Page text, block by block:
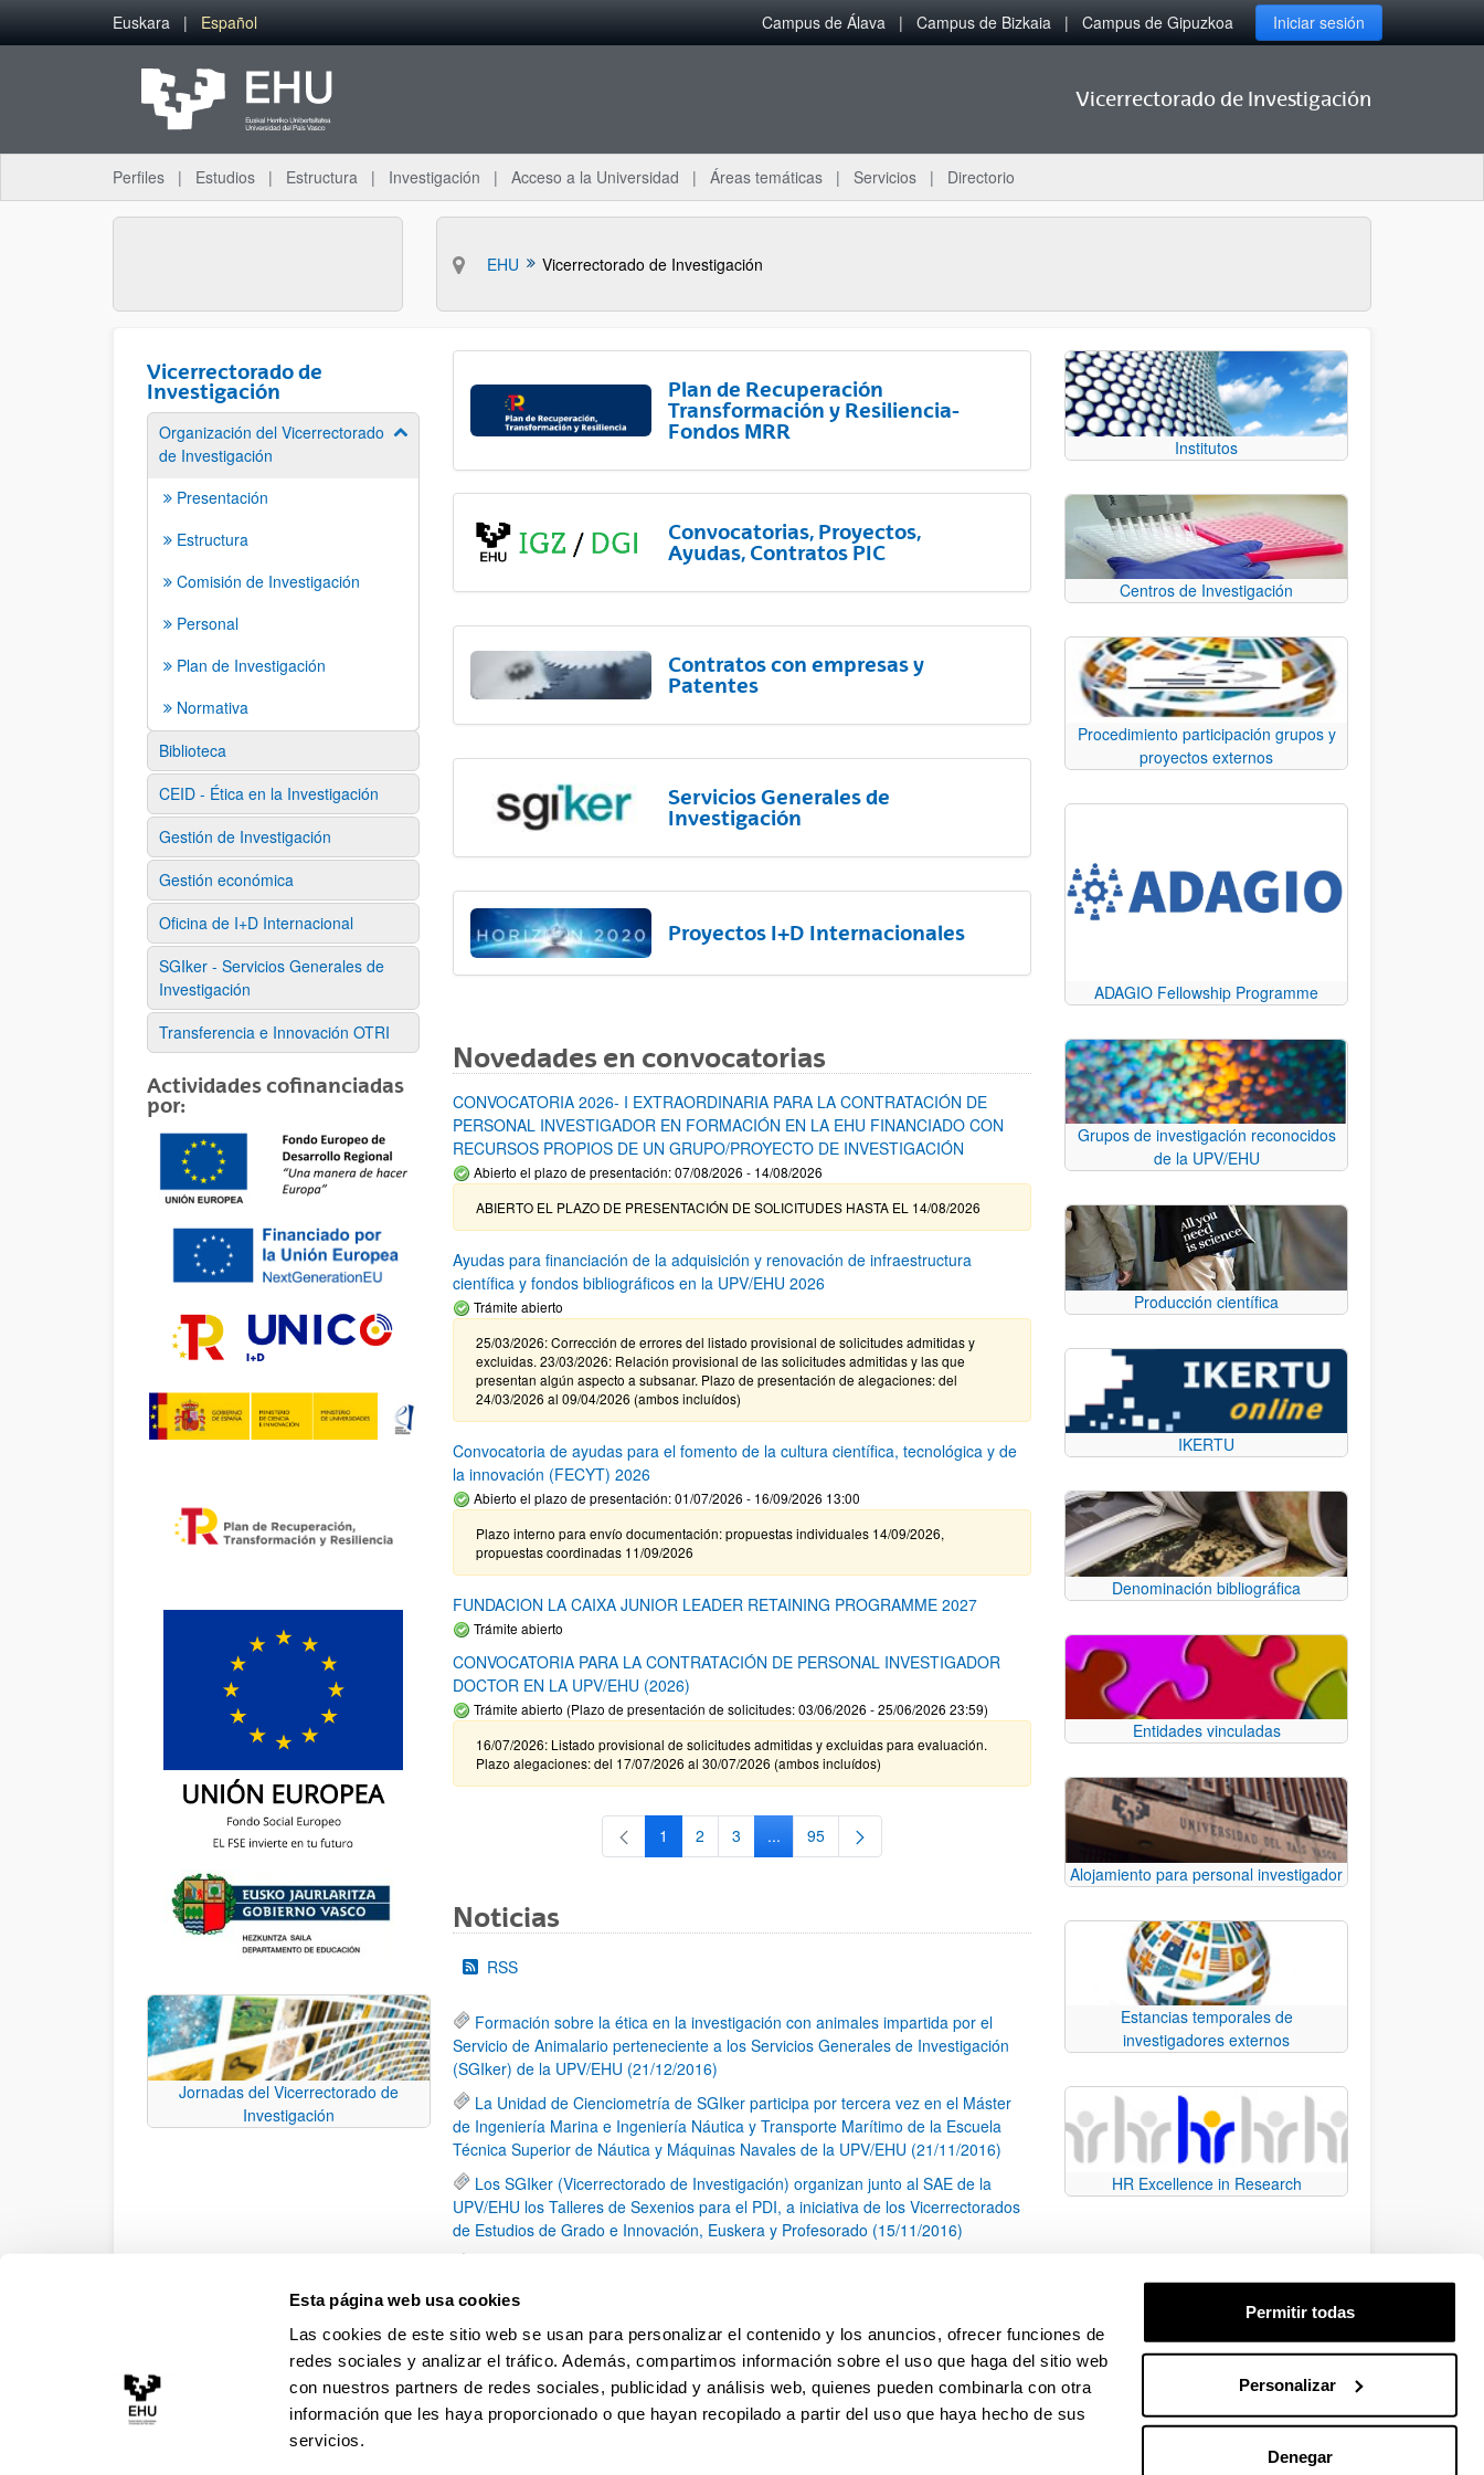
Esta página web usa cookies
Las cookies de este sitio web se usan para personalizar el contenido y los anuncios, ofrecer funciones de
redes sociales y analizar el tráfico. Además, compartimos información sobre el uso que haga del sitio web
con nuestros partners de redes sociales, publicidad y análisis web, quienes pueden combinarla con otra
información que les haya proporcionado o que hayan recopilado a partir del uso que haya hecho de sus
servicios.
Permitir todas
Personalizar
Denegar
Saltar al contenido principal
Euskara Español Campus de Álava Campus de Bizkaia Campus de Gipuzkoa Iniciar sesión
Vicerrectorado de Investigación
Perfiles Estudios Estructura Investigación Acceso a la Universidad Áreas temáticas Servicios Directorio
EHU Vicerrectorado de Investigación
Vicerrectorado de
Investigación
Organización del Vicerrectorado
de Investigación
Mostrar/ocultar subpáginas
Presentación
Estructura
Comisión de Investigación
Personal
Plan de Investigación
Normativa
Biblioteca
CEID - Ética en la Investigación
Gestión de Investigación
Gestión económica
Oficina de I+D Internacional
SGIker - Servicios Generales de
Investigación
Transferencia e Innovación OTRI
Actividades cofinanciadas
por:
Jornadas del Vicerrectorado de
Investigación
Plan de Recuperación
Transformación y Resiliencia-
Fondos MRR
Convocatorias, Proyectos,
Ayudas, Contratos PIC
Contratos con empresas y
Patentes
Servicios Generales de
Investigación
Proyectos I+D Internacionales
Novedades en convocatorias
CONVOCATORIA 2026- I EXTRAORDINARIA PARA LA CONTRATACIÓN DE
PERSONAL INVESTIGADOR EN FORMACIÓN EN LA EHU FINANCIADO CON
RECURSOS PROPIOS DE UN GRUPO/PROYECTO DE INVESTIGACIÓN
Abierto el plazo de presentación: 07/08/2026 - 14/08/2026
ABIERTO EL PLAZO DE PRESENTACIÓN DE SOLICITUDES HASTA EL 14/08/2026
Ayudas para financiación de la adquisición y renovación de infraestructura
científica y fondos bibliográficos en la UPV/EHU 2026
Trámite abierto
25/03/2026: Corrección de errores del listado provisional de solicitudes admitidas y
excluidas. 23/03/2026: Relación provisional de las solicitudes admitidas y las que
presentan algún aspecto a subsanar. Plazo de presentación de alegaciones: del
24/03/2026 al 09/04/2026 (ambos incluídos)
Convocatoria de ayudas para el fomento de la cultura científica, tecnológica y de
la innovación (FECYT) 2026
Abierto el plazo de presentación: 01/07/2026 - 16/09/2026 13:00
Plazo interno para envío documentación: propuestas individuales 14/09/2026,
propuestas coordinadas 11/09/2026
FUNDACION LA CAIXA JUNIOR LEADER RETAINING PROGRAMME 2027
Trámite abierto
CONVOCATORIA PARA LA CONTRATACIÓN DE PERSONAL INVESTIGADOR
DOCTOR EN LA UPV/EHU (2026)
Trámite abierto (Plazo de presentación de solicitudes: 03/06/2026 - 25/06/2026 23:59)
16/07/2026: Listado provisional de solicitudes admitidas y excluidas para evaluación.
Plazo alegaciones: del 17/07/2026 al 30/07/2026 (ambos incluídos)
Página
1 Página
2 Página
3 ...Páginas intermedias Use TAB para desplazarse.
Página
95
Noticias
RSS
Formación sobre la ética en la investigación con animales impartida por el
Servicio de Animalario perteneciente a los Servicios Generales de Investigación
(SGIker) de la UPV/EHU (21/12/2016)
La Unidad de Cienciometría de SGIker participa por tercera vez en el Máster
de Ingeniería Marina e Ingeniería Náutica y Transporte Marítimo de la Escuela
Técnica Superior de Náutica y Máquinas Navales de la UPV/EHU (21/11/2016)
Los SGIker (Vicerrectorado de Investigación) organizan junto al SAE de la
UPV/EHU los Talleres de Sexenios para el PDI, a iniciativa de los Vicerrectorados
de Estudios de Grado e Innovación, Euskera y Profesorado (15/11/2016)
El SCAB (Servicio Central de Análisis de Bizkaia) colabora en un estudio sobre
iniciación química (25/10/2016)
Página
1 ...Páginas intermedias Use TAB para desplazarse.
Página
20 Página
21 Página
22 ...Páginas intermedias Use TAB para desplazarse.
Página
79
Institutos
Centros de Investigación
Procedimiento participación grupos y
proyectos externos
ADAGIO Fellowship Programme
Grupos de investigación reconocidos
de la UPV/EHU
Producción científica
IKERTU
Denominación bibliográfica
Entidades vinculadas
Alojamiento para personal investigador
Estancias temporales de
investigadores externos
HR Excellence in Research